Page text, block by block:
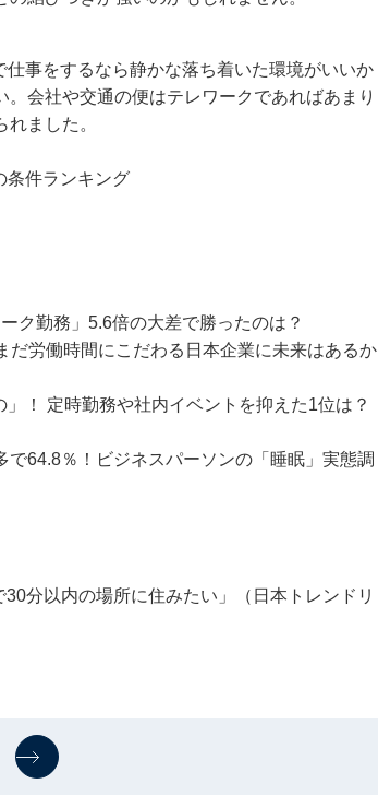
事をするなら静かな落ち着いた環境がいいか
会社や交通の便はテレワークであればあまり
ました。
条件ランキング
ク勤務」5.6倍の大差で勝ったのは？
だ労働時間にこだわる日本企業に未来はあるか
！ 定時勤務や社内イベントを抑えた1位は？
で64.8％！ビジネスパーソンの「睡眠」実態調
分以内の場所に住みたい」（日本トレンドリ